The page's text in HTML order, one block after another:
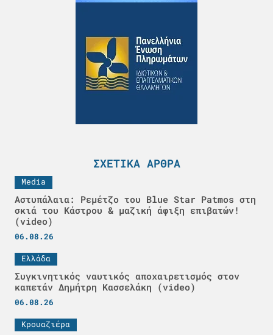
ΣΧΕΤΙΚΆ ΆΡΘΡΑ
Media
Αστυπάλαια: Ρεμέτζο του Blue Star Patmos στη
σκιά του Κάστρου & μαζική άφιξη επιβατών!
(video)
06.08.26
Ελλάδα
Συγκινητικός ναυτικός αποχαιρετισμός στον
καπετάν Δημήτρη Κασσελάκη (video)
06.08.26
Κρουαζιέρα